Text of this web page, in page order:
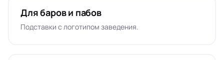
Для баров и пабов
Подставки с логотипом заведения.